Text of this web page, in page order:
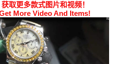
取更多款式图片和视频！
More Video And Items!